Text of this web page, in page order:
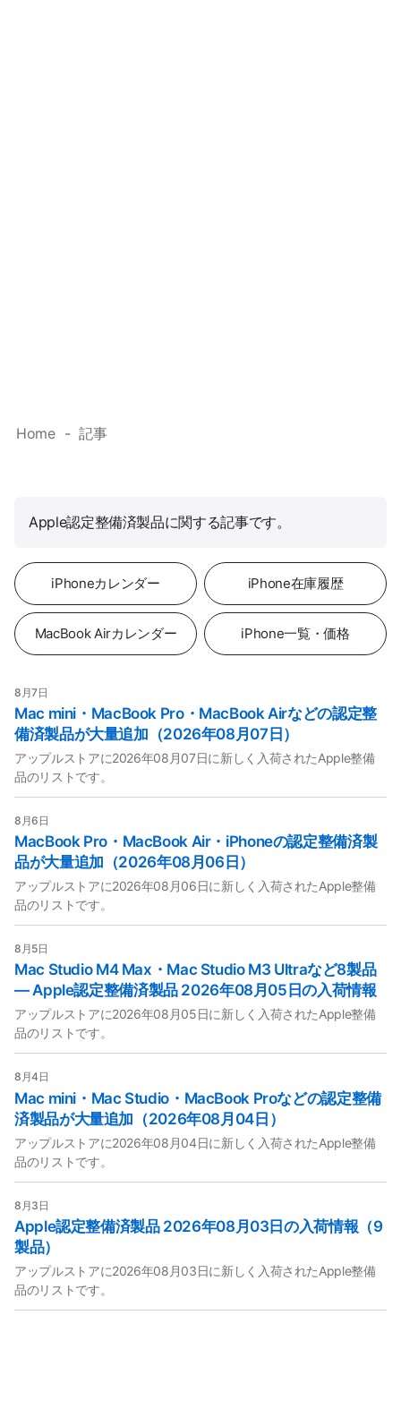
Home 記事
Apple認定整備済製品に関する記事です。
iPhoneカレンダー iPhone在庫履歴
MacBook Airカレンダー iPhone一覧・価格
8月7日
Mac mini・MacBook Pro・MacBook Airなどの認定整
備済製品が大量追加（2026年08月07日）
アップルストアに2026年08月07日に新しく入荷されたApple整備
品のリストです。
8月6日
MacBook Pro・MacBook Air・iPhoneの認定整備済製
品が大量追加（2026年08月06日）
アップルストアに2026年08月06日に新しく入荷されたApple整備
品のリストです。
8月5日
Mac Studio M4 Max・Mac Studio M3 Ultraなど8製品
— Apple認定整備済製品 2026年08月05日の入荷情報
アップルストアに2026年08月05日に新しく入荷されたApple整備
品のリストです。
8月4日
Mac mini・Mac Studio・MacBook Proなどの認定整備
済製品が大量追加（2026年08月04日）
アップルストアに2026年08月04日に新しく入荷されたApple整備
品のリストです。
8月3日
Apple認定整備済製品 2026年08月03日の入荷情報（9
製品）
アップルストアに2026年08月03日に新しく入荷されたApple整備
品のリストです。